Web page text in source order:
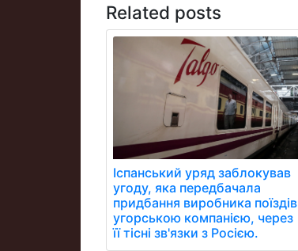
Related posts
Іспанський уряд заблокував
угоду, яка передбачала
придбання виробника поїздів
угорською компанією, через
її тісні зв'язки з Росією.